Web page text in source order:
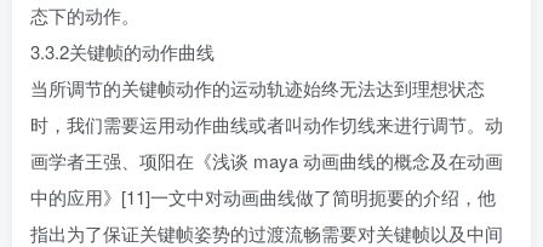
态下的动作。
3.3.2关键帧的动作曲线
当所调节的关键帧动作的运动轨迹始终无法达到理想状态
时，我们需要运用动作曲线或者叫动作切线来进行调节。动
画学者王强、项阳在《浅谈 maya 动画曲线的概念及在动画
中的应用》[11]一文中对动画曲线做了简明扼要的介绍，他
指出为了保证关键帧姿势的过渡流畅需要对关键帧以及中间